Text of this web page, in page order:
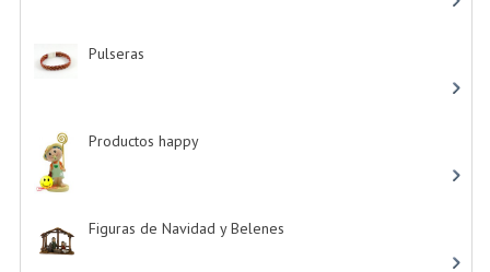
Pulseras
Productos happy
Figuras de Navidad y Belenes